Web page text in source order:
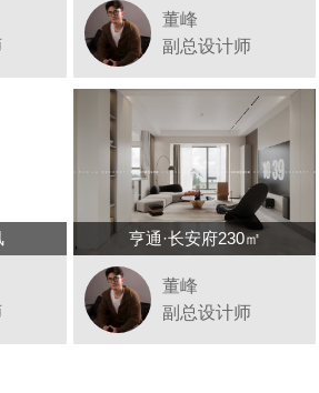
董峰
副总设计师
亨通·长安府230㎡
董峰
副总设计师